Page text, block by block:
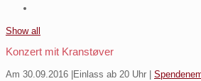
Show all
Konzert mit Kranstøver
Am 30.09.2016 |Einlass ab 20 Uhr |